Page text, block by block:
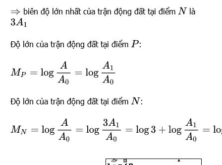
⇒ biên độ lớn nhất của trận động đất tại điểm N
là
3A1
Độ lớn của trận động đất tại điểm P :
M P= A log 0
Độ lớn của trận động đất tại điểm N :
M N A log A log3+ A1 3 P